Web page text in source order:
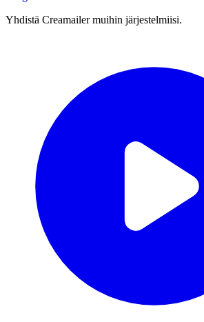
Yhdistä Creamailer muihin järjestelmiisi.